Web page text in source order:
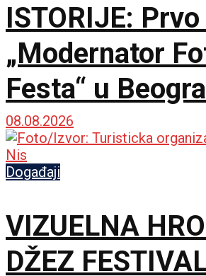
ISTORIJE:
„Modernator
Festa“ u
08.08.2026
Događaji
VIZUELNA
DŽEZ